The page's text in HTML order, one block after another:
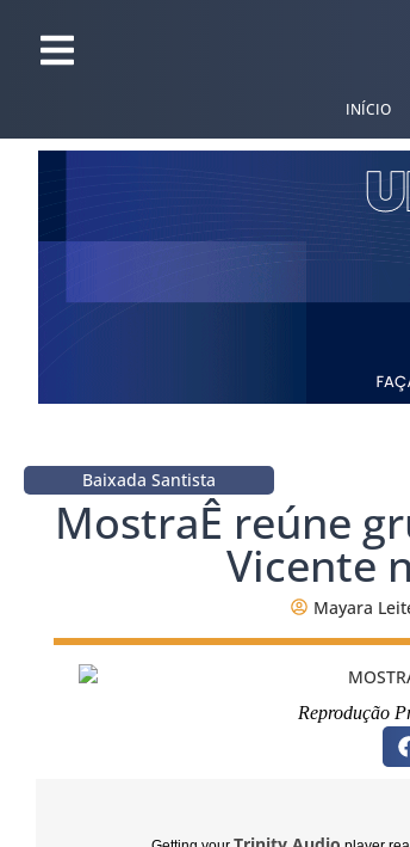
INÍCIO
Baixada Santista
MostraÊ reúne
Vicente
Mayara
Reprodução